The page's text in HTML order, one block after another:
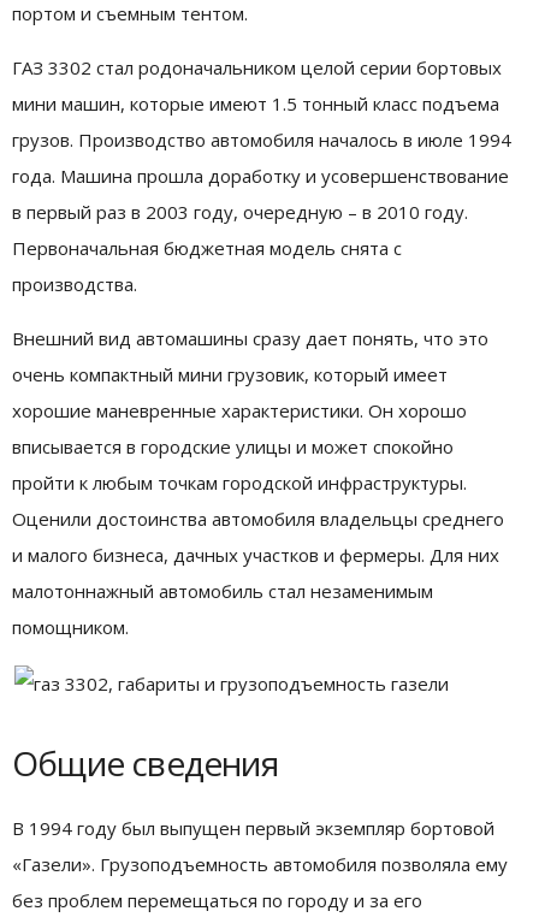
портом и съемным тентом.
ГАЗ 3302 стал родоначальником целой серии бортовых
мини машин, которые имеют 1.5 тонный класс подъема
грузов. Производство автомобиля началось в июле 1994
года. Машина прошла доработку и усовершенствование
в первый раз в 2003 году, очередную – в 2010 году.
Первоначальная бюджетная модель снята с
производства.
Внешний вид автомашины сразу дает понять, что это
очень компактный мини грузовик, который имеет
хорошие маневренные характеристики. Он хорошо
вписывается в городские улицы и может спокойно
пройти к любым точкам городской инфраструктуры.
Оценили достоинства автомобиля владельцы среднего
и малого бизнеса, дачных участков и фермеры. Для них
малотоннажный автомобиль стал незаменимым
помощником.
Общие сведения
В 1994 году был выпущен первый экземпляр бортовой
«Газели». Грузоподъемность автомобиля позволяла ему
без проблем перемещаться по городу и за его